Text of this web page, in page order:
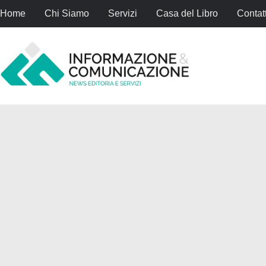
Home Chi Siamo Servizi Casa del Libro